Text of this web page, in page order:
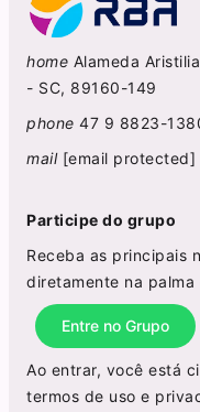
home Alameda
- SC, 89160-149
phone 47 9 8823-
mail [email protected]
Participe do grupo
Receba as principais
diretamente na palma
Entre no Grupo
Ao entrar, você está
termos de uso e